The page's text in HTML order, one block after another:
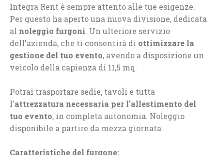
Integra Rent è sempre attento alle tue esigenze.
Per questo ha aperto una nuova divisione, dedicata
al noleggio furgoni. Un ulteriore servizio
dell'azienda, che ti consentirà di ottimizzare la
gestione del tuo evento, avendo a disposizione un
veicolo della capienza di 11,5 mq.
Potrai trasportare sedie, tavoli e tutta
l'attrezzatura necessaria per l'allestimento del
tuo evento, in completa autonomia. Noleggio
disponibile a partire da mezza giornata.
Caratteristiche del furgone: